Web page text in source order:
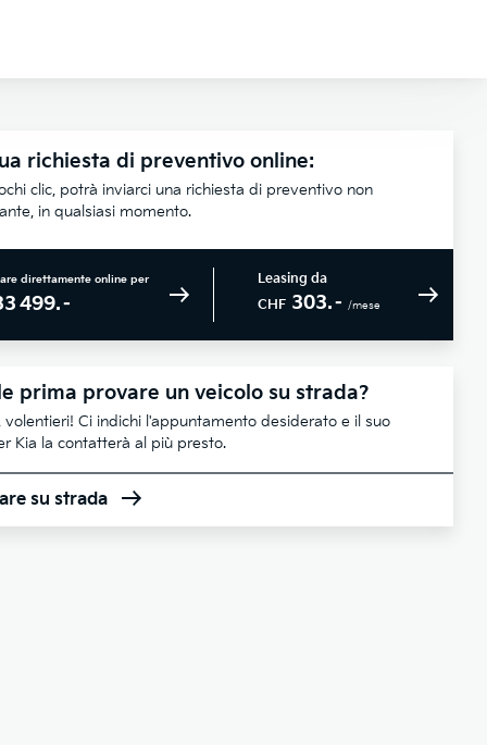
richiesta di preventivo online:
clic, potrà inviarci una richiesta di preventivo non
in qualsiasi momento.
direttamente online per
499.–
Leasing da
CHF 303.– /mese
prima provare un veicolo su strada?
volentieri! Ci indichi l'appuntamento desiderato e il suo
Kia la contatterà al più presto.
su strada